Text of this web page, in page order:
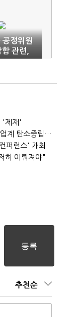
공정위원
관련,
할 것"
'제재'
2050년 석탄발전 '중단'·민관 '94조' 투자…"산업계 탄소중립에 고삐"
퍼런스' 개최
히 이뤄져야"
추천순